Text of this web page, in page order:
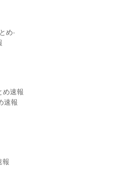
め-
め速報
速報
報